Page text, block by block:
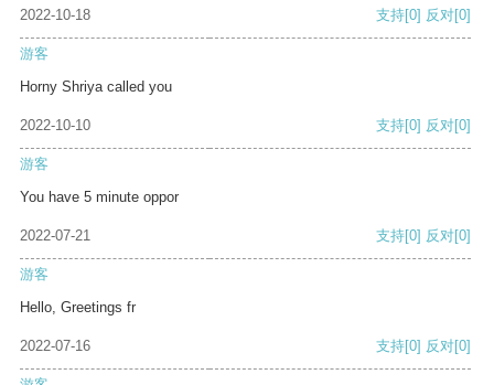
2022-10-18 支持[0] 反对[0]
游客
Horny Shriya called you
2022-10-10 支持[0] 反对[0]
游客
You have 5 minute oppor
2022-07-21 支持[0] 反对[0]
游客
Hello, Greetings fr
2022-07-16 支持[0] 反对[0]